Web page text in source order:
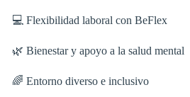
💻 Flexibilidad laboral con BeFlex
🌿 Bienestar y apoyo a la salud mental
🌈 Entorno diverso e inclusivo